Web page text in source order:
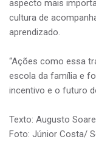
aspecto mais
cultura de
aprendizado.
“Ações como essa
escola da família e
incentivo e o futuro
Texto: Augusto
Foto: Júnior Costa/